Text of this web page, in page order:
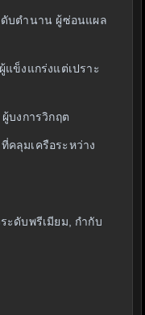
ดับตำนาน ผู้ซ่อนแผล
ข็งแกร่งแต่เปราะ
บงการวิกฤต
คลุมเครือระหว่าง
ะดับพรีเมียม, กำกับ